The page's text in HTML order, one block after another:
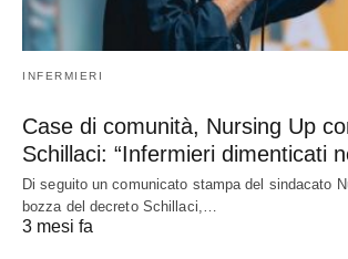
INFERMIERI
Case di comunità, Nursing Up
Schillaci: “Infermieri dimenticati
Di seguito un comunicato stampa del sindacato
bozza del decreto Schillaci,…
3 mesi fa